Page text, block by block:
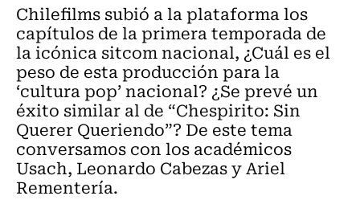
Chilefilms subió a la plataforma los
capítulos de la primera temporada de
la icónica sitcom nacional, ¿Cuál es el
peso de esta producción para la
‘cultura pop’ nacional? ¿Se prevé un
éxito similar al de “Chespirito: Sin
Querer Queriendo”? De este tema
conversamos con los académicos
Usach, Leonardo Cabezas y Ariel
Rementería.